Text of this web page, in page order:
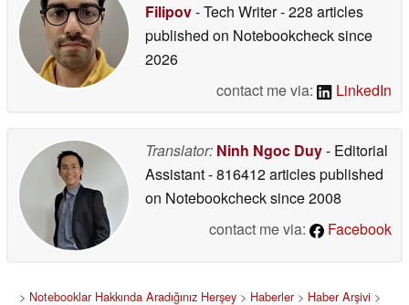
Filipov- Tech Writer- 228 articles
published on Notebookchecksince
2026
contact me via:
LinkedIn
Translator: Ninh Ngoc Duy- Editorial
Assistant- 816412 articles published
on Notebookchecksince 2008
contact me via:
Facebook
> Notebooklar Hakkında Aradığınız Herşey > Haberler> Haber Arşivi >